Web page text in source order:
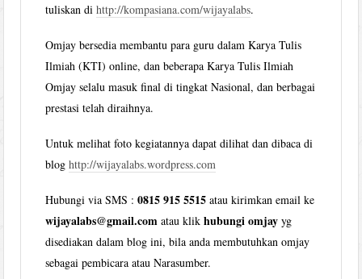
tuliskan dihttp://kompasiana.com/wijayalabs.
Omjay bersedia membantu para guru dalam Karya Tulis
Ilmiah (KTI) online, dan beberapa Karya Tulis Ilmiah
Omjay selalu masuk final di tingkat Nasional, dan berbagai
prestasi telah diraihnya.
Untuk melihat foto kegiatannya dapat dilihat dan dibaca di
bloghttp://wijayalabs.wordpress.com
Hubungi via SMS :0815 915 5515 atau kirimkan email ke
wijayalabs@gmail.com atau klikhubungi omjay yg
disediakan dalam blog ini, bila anda membutuhkan omjay
sebagai pembicara atau Narasumber.